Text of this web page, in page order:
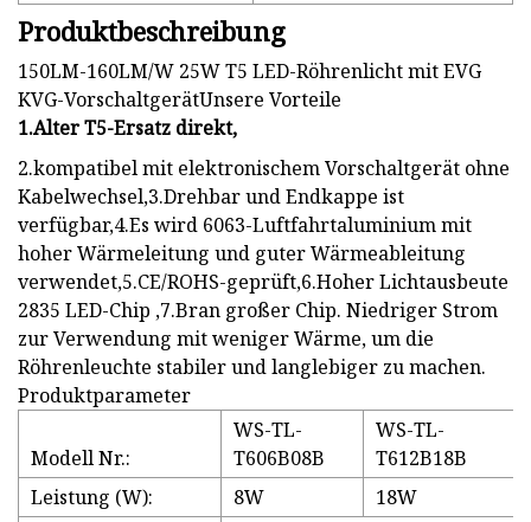
Produktbeschreibung
150LM-160LM/W 25W T5 LED-Röhrenlicht mit EVG
KVG-VorschaltgerätUnsere Vorteile
1.Alter T5-Ersatz direkt,
2.kompatibel mit elektronischem Vorschaltgerät ohne
Kabelwechsel,3.Drehbar und Endkappe ist
verfügbar,4.Es wird 6063-Luftfahrtaluminium mit
hoher Wärmeleitung und guter Wärmeableitung
verwendet,5.CE/ROHS-geprüft,6.Hoher Lichtausbeute
2835 LED-Chip ,7.Bran großer Chip. Niedriger Strom
zur Verwendung mit weniger Wärme, um die
Röhrenleuchte stabiler und langlebiger zu machen.
Produktparameter
Modell Nr.:
WS-TL-
T606B08B
WS-TL-
T612B18B
Leistung (W):
8W 18W